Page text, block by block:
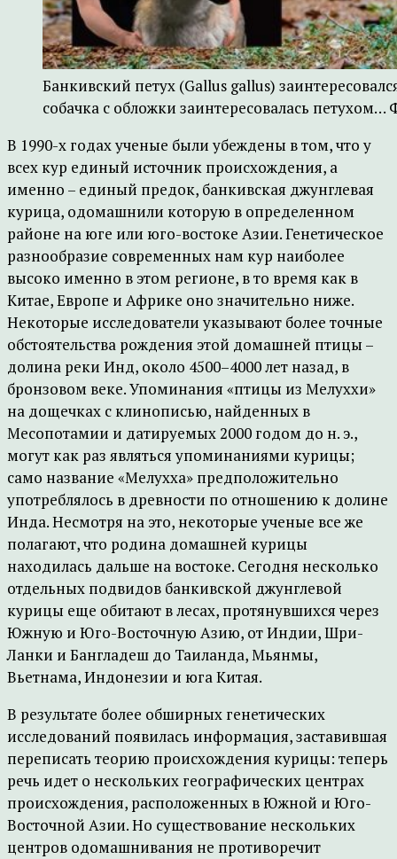
Банкивский петух (Gallus gallus)
собачка с обложки заинтересовалась петухом…
В 1990-х годах ученые были убеждены в том, что у
всех кур единый источник происхождения, а
именно – единый предок, банкивская джунглевая
курица, одомашнили которую в определенном
районе на юге или юго-востоке Азии. Генетическое
разнообразие современных нам кур наиболее
высоко именно в этом регионе, в то время как в
Китае, Европе и Африке оно значительно ниже.
Некоторые исследователи указывают более точные
обстоятельства рождения этой домашней птицы –
долина реки Инд, около 4500–4000 лет назад, в
бронзовом веке. Упоминания «птицы из Мелуххи»
на дощечках с клинописью, найденных в
Месопотамии и датируемых 2000 годом до н. э.,
могут как раз являться упоминаниями курицы;
само название «Мелухха» предположительно
употреблялось в древности по отношению к долине
Инда. Несмотря на это, некоторые ученые все же
полагают, что родина домашней курицы
находилась дальше на востоке. Сегодня несколько
отдельных подвидов банкивской джунглевой
курицы еще обитают в лесах, протянувшихся через
Южную и Юго-Восточную Азию, от Индии, Шри-
Ланки и Бангладеш до Таиланда, Мьянмы,
Вьетнама, Индонезии и юга Китая.
В результате более обширных генетических
исследований появилась информация, заставившая
переписать теорию происхождения курицы: теперь
речь идет о нескольких географических центрах
происхождения, расположенных в Южной и Юго-
Восточной Азии. Но существование нескольких
центров одомашнивания не противоречит